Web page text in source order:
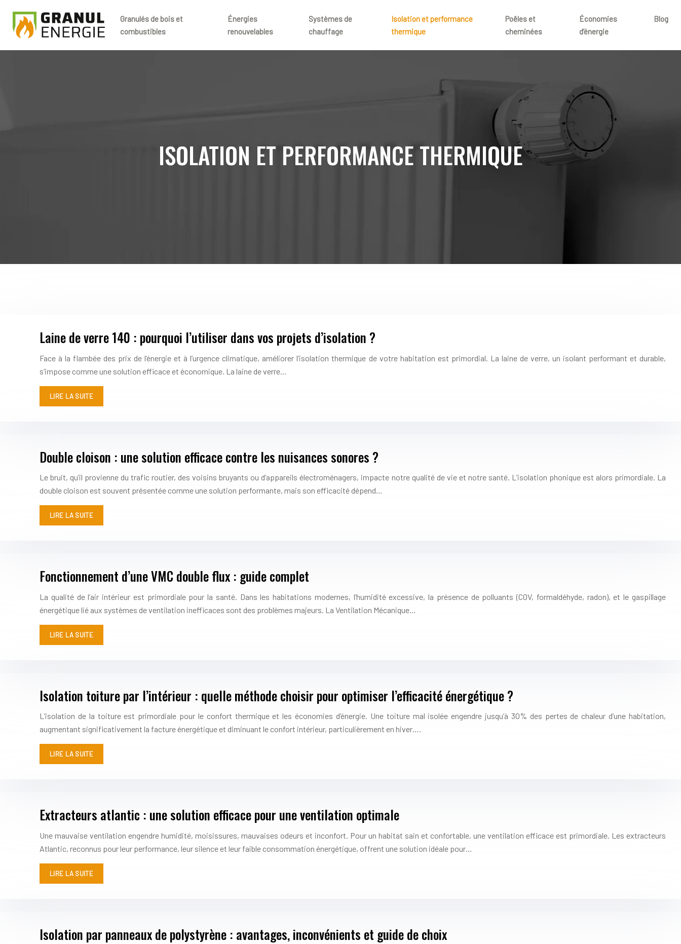
Granulés de bois et
combustibles
Énergies
renouvelables
Systèmes de
chauffage
Isolation et performance
thermique
Poêles et
cheminées
Économies
d’énergie
Blog
ISOLATION ET PERFORMANCE THERMIQUE
Laine de verre 140 : pourquoi l’utiliser dans vos projets d’isolation ?
Face à la flambée des prix de l’énergie et à l’urgence climatique, améliorer l’isolation thermique de votre habitation est primordial. La laine de verre, un isolant performant et durable,
s’impose comme une solution efficace et économique. La laine de verre…
LIRE LA SUITE
Double cloison : une solution efficace contre les nuisances sonores ?
Le bruit, qu’il provienne du trafic routier, des voisins bruyants ou d’appareils électroménagers, impacte notre qualité de vie et notre santé. L’isolation phonique est alors primordiale. La
double cloison est souvent présentée comme une solution performante, mais son efficacité dépend…
LIRE LA SUITE
Fonctionnement d’une VMC double flux : guide complet
La qualité de l’air intérieur est primordiale pour la santé. Dans les habitations modernes, l’humidité excessive, la présence de polluants (COV, formaldéhyde, radon), et le gaspillage
énergétique lié aux systèmes de ventilation inefficaces sont des problèmes majeurs. La Ventilation Mécanique…
LIRE LA SUITE
Isolation toiture par l’intérieur : quelle méthode choisir pour optimiser l’efficacité énergétique ?
L’isolation de la toiture est primordiale pour le confort thermique et les économies d’énergie. Une toiture mal isolée engendre jusqu’à 30% des pertes de chaleur d’une habitation,
augmentant significativement la facture énergétique et diminuant le confort intérieur, particulièrement en hiver….
LIRE LA SUITE
Extracteurs atlantic : une solution efficace pour une ventilation optimale
Une mauvaise ventilation engendre humidité, moisissures, mauvaises odeurs et inconfort. Pour un habitat sain et confortable, une ventilation efficace est primordiale. Les extracteurs
Atlantic, reconnus pour leur performance, leur silence et leur faible consommation énergétique, offrent une solution idéale pour…
LIRE LA SUITE
Isolation par panneaux de polystyrène : avantages, inconvénients et guide de choix